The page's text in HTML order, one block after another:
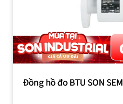
Đồng hồ đo BTU SON